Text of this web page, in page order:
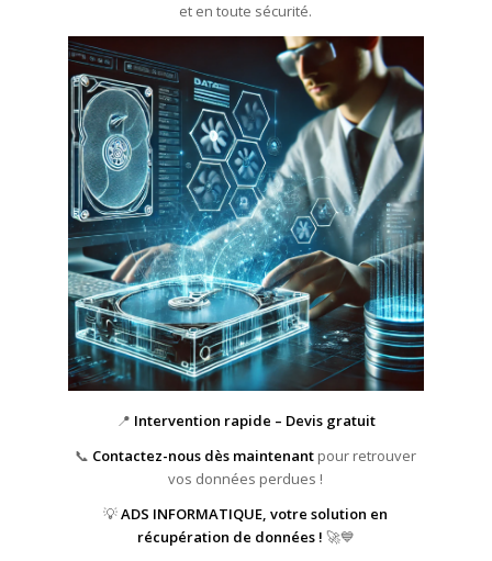
et en toute sécurité.
📍 Intervention rapide – Devis gratuit
📞 Contactez-nous dès maintenant pour retrouver
vos données perdues !
💡ADS INFORMATIQUE, votre solution en
récupération de données ! 🚀💙